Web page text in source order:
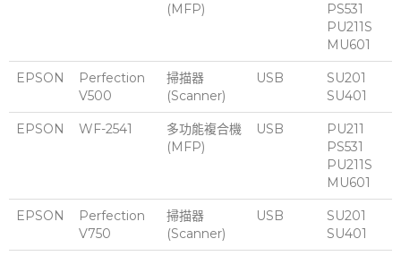
(MFP)
PS531
PU211S
MU601
EPSON
Perfection
V500
掃描器
(Scanner)
USB
SU201
SU401
EPSON WF-2541
多功能複合機
(MFP)
USB
PU211
PS531
PU211S
MU601
EPSON
Perfection
V750
掃描器
(Scanner)
USB
SU201
SU401